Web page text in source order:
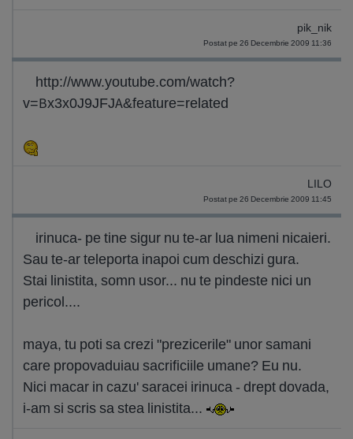
pik_nik
Postat pe 26 Decembrie 2009 11:36
http://www.youtube.com/watch?
v=Bx3x0J9JFJA&feature=related
LILO
Postat pe 26 Decembrie 2009 11:45
irinuca- pe tine sigur nu te-ar lua nimeni nicaieri.
Sau te-ar teleporta inapoi cum deschizi gura.
Stai linistita, somn usor... nu te pindeste nici un
pericol....
maya, tu poti sa crezi "prezicerile" unor samani
care propovaduiau sacrificiile umane? Eu nu.
Nici macar in cazu' saracei irinuca - drept dovada,
i-am si scris sa stea linistita...